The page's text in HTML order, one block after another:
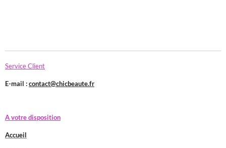
Service Client
E-mail :contact@chicbeaute.fr
A votre disposition
Accueil